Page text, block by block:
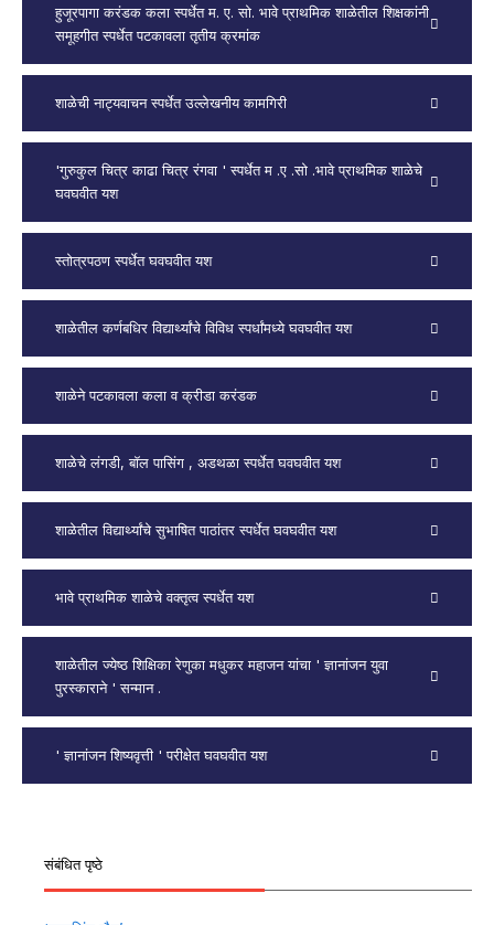
हुजूरपागा करंडक कला स्पर्धेत म. ए. सो. भावे प्राथमिक शाळेतील शिक्षकांनी
समूहगीत स्पर्धेत पटकावला तृतीय क्रमांक
शाळेची नाट्यवाचन स्पर्धेत उल्लेखनीय कामगिरी
'गुरुकुल चित्र काढा चित्र रंगवा ' स्पर्धेत म .ए .सो .भावे प्राथमिक शाळेचे
घवघवीत यश
स्तोत्रपठण स्पर्धेत घवघवीत यश
शाळेतील कर्णबधिर विद्यार्थ्यांचे विविध स्पर्धांमध्ये घवघवीत यश
शाळेने पटकावला कला व क्रीडा करंडक
शाळेचे लंगडी, बॉल पासिंग , अडथळा स्पर्धेत घवघवीत यश
शाळेतील विद्यार्थ्यांचे सुभाषित पाठांतर स्पर्धेत घवघवीत यश
भावे प्राथमिक शाळेचे वक्तृत्व स्पर्धेत यश
शाळेतील ज्येष्ठ शिक्षिका रेणुका मधुकर महाजन यांचा ' ज्ञानांजन युवा
पुरस्काराने ' सन्मान .
' ज्ञानांजन शिष्यवृत्ती ' परीक्षेत घवघवीत यश
संबंधित पृष्ठे